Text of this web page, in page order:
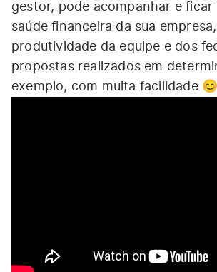
gestor, pode acompanhar e
saúde financeira da sua
produtividade da equipe e dos
propostas realizados em
exemplo, com muita facilidade 😊